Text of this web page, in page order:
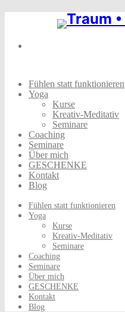
Skip
Fühlen statt funktionieren
Yoga
Kurse
Kreativ-Meditativ
Seminare
Coaching
Seminare
Über mich
GESCHENKE
Kontakt
Blog
Fühlen statt funktionieren
Yoga
Kurse
Kreativ-Meditativ
Seminare
Coaching
Seminare
Über mich
GESCHENKE
Kontakt
Blog